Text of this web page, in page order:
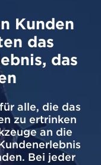
Kunden
das
das
alle, die das
zu ertrinken
an die
Bei jeder